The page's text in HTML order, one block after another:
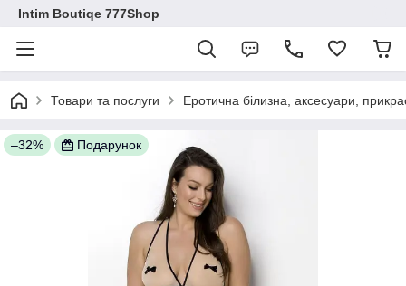
Intim Boutiqe 777Shop
Товари та послуги Еротична білизна, аксесуари,
–32% Подарунок